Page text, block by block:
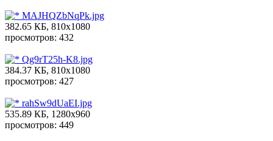
MAJHQZbNqPk.jpg
382.65 КБ, 810x1080
просмотров: 432
Qg9rT25h-K8.jpg
384.37 КБ, 810x1080
просмотров: 427
rahSw9dUaEI.jpg
535.89 КБ, 1280x960
просмотров: 449